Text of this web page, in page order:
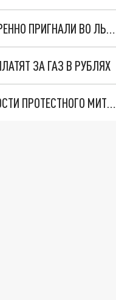
ЗАХАРОВА НАКОНЕЦ РАСКРЫЛА, ДЛЯ ЧЕГО АНДЖЕЛИНУ ДЖОЛИ ЭКСТРЕННО ПРИГНАЛИ ВО ЛЬВОВ
ЗА ГАЗ В РУБЛЯХ
ПАШИНЯН ПОДГОТОВИЛ ТЕКСТ ОБЪЯВЛЕНИЯ ОБ ОТСТАВКЕ? ПОДРОБНОСТИ ПРОТЕСТНОГО МИТИНГА В ЕРЕВАНЕ